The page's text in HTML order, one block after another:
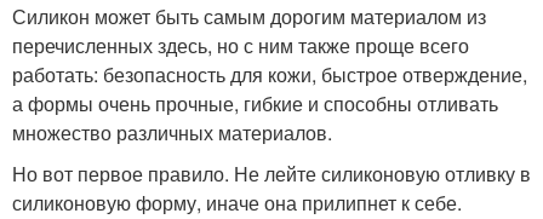
Силикон может быть самым дорогим материалом из
перечисленных здесь, но с ним также проще всего
работать: безопасность для кожи, быстрое отверждение,
а формы очень прочные, гибкие и способны отливать
множество различных материалов.
Но вот первое правило. Не лейте силиконовую отливку в
силиконовую форму, иначе она прилипнет к себе.